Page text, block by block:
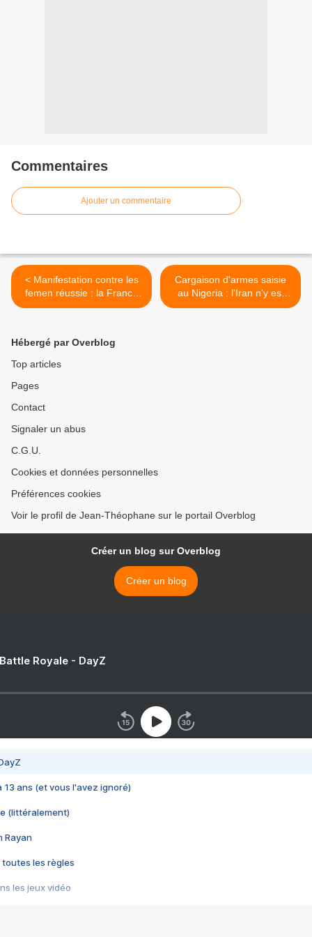
Commentaires
Ajouter un commentaire
< Manifestation contre les
femen réussie : la France
Eternelle en première ligne,
Cargaison d'armes saisie
au Nigeria : l'Iran n'y est
pour rien (Mottaki) >
Hébergé par Overblog
Top articles
Pages
Contact
Signaler un abus
C.G.U.
Cookies et données personnelles
Préférences cookies
Voir le profil de Jean-Théophane sur le portail Overblog
Créer un blog sur Overblog
Créer un blog
Royale - DayZ
13 ans (et vous l'avez ignoré)
(littéralement)
Rayan
toutes les règles
les jeux vidéo